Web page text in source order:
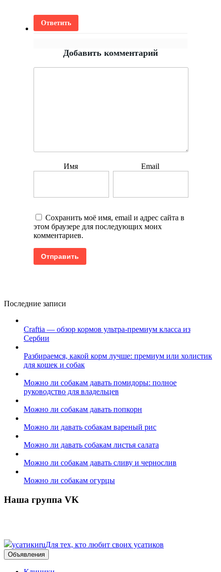
Ответить
Добавить комментарий
Имя Email
Сохранить моё имя, email и адрес сайта в
этом браузере для последующих моих
комментариев.
Последние записи
Craftia — обзор кормов ультра-премиум класса из
Сербии
Разбираемся, какой корм лучше: премиум или холистик
для кошек и собак
Можно ли собакам давать помидоры: полное
руководство для владельцев
Можно ли собакам давать попкорн
Можно ли давать собакам вареный рис
Можно ли давать собакам листья салата
Можно ли собакам давать сливу и чернослив
Можно ли собакам огурцы
Наша группа VK
усатикиruДля тех, кто любит своих усатиков
Объявления